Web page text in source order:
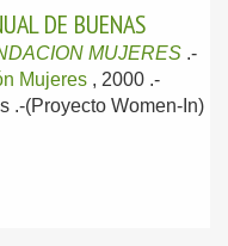
DE BUENAS
MUJERES .-
Mujeres , 2000 .-
.-(Proyecto Women-In)